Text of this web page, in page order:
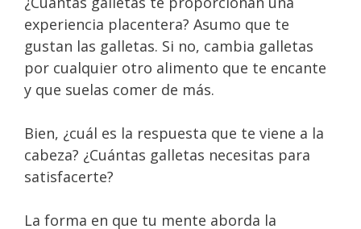
experiencia placentera? Asumo que te
gustan las galletas. Si no, cambia galletas
por cualquier otro alimento que te encante
y que suelas comer de más.
Bien, ¿cuál es la respuesta que te viene a la
cabeza? ¿Cuántas galletas necesitas para
satisfacerte?
La forma en que tu mente aborda la